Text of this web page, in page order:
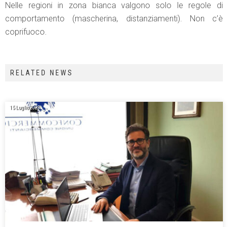
Nelle regioni in zona bianca valgono solo le regole di
comportamento (mascherina, distanziamenti). Non c’è
coprifuoco.
RELATED NEWS
15 Luglio 2023